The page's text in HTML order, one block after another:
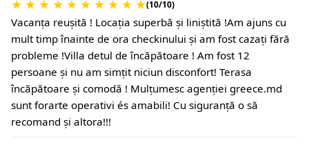
Kijelentkezés: 10:30 óra
A kijelentkezés csak az ingatlan általános
állapotának ellenőrzése után történik.
•Háziállatok:
Kisállatok megengedettek, de ezt a foglaláskor
vissza kell igazolni.
A takarításért vagy a károkozásért felár fizetendő.
•Kártérítési kaució:
★ ★ ★ ★ ★ ★ ★ ★ ★ ★(10/10)
Vacanța reușită ! Locația superbă și liniștită !Am ajuns cu
mult timp înainte de ora checkinului și am fost cazați fără
probleme !Villa detul de încăpătoare ! Am fost 12
persoane și nu am simțit niciun disconfort! Terasa
încăpătoare și comodă ! Mulțumesc agenției greece.md
sunt forarte operativi és amabili! Cu siguranță o să
recomand și altora!!!